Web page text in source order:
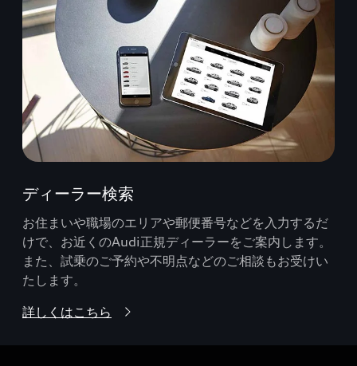
ディーラー検索
お住まいや職場のエリアや郵便番号などを入力するだ
けで、お近くのAudi正規ディーラーをご案内します。
また、試乗のご予約や不明点などのご相談もお受けい
たします。
詳しくはこちら